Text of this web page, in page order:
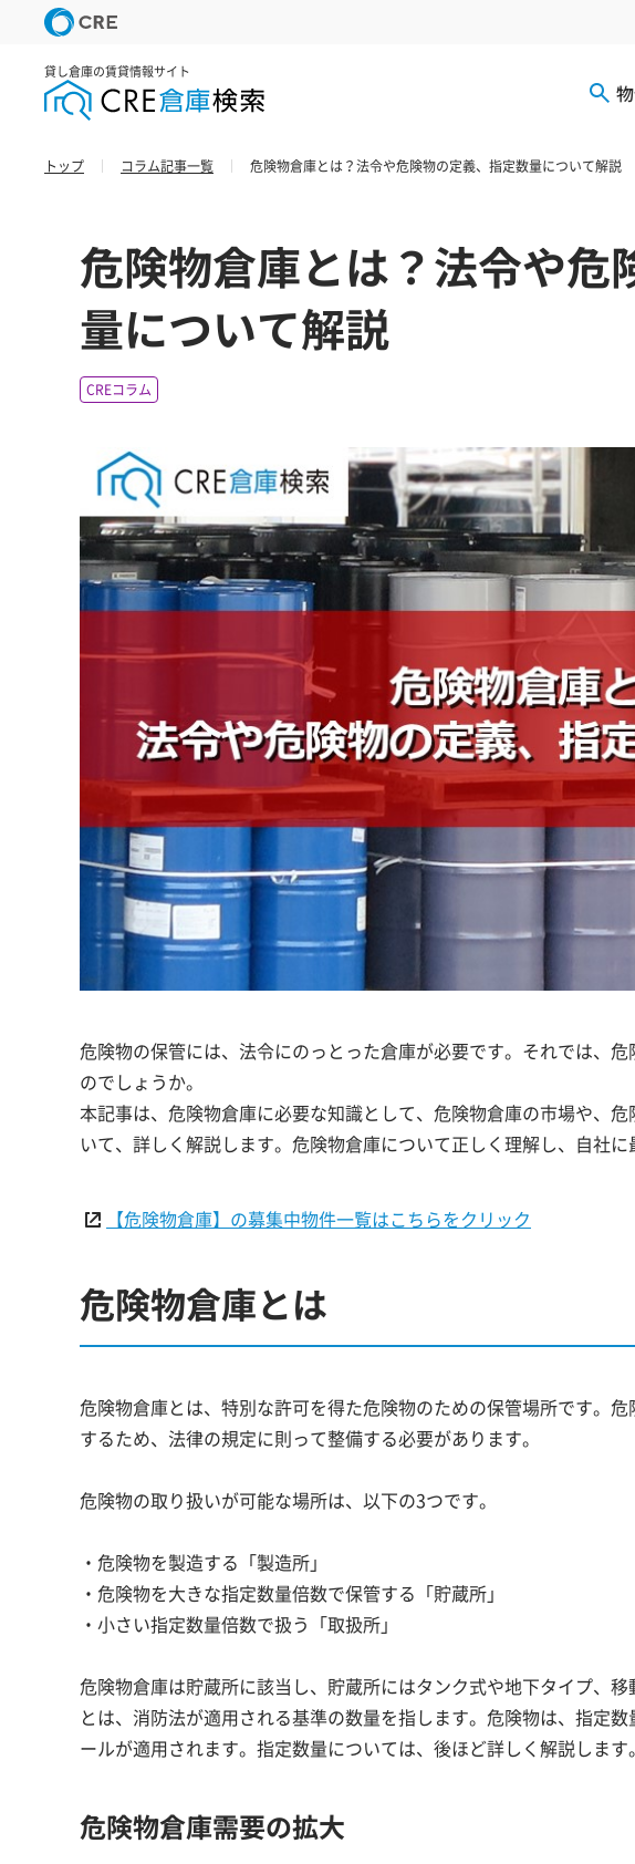
貸し倉庫の賃貸情報サイト
トップ コラム記事一覧 危険物倉庫とは？法令や危険物の定義、指定数量について解説
危険物倉庫とは？法令や危
量について解説
CREコラム
危険物の保管には、法令にのっとった倉庫が必要です。それでは、
のでしょうか。
本記事は、危険物倉庫に必要な知識として、危険物倉庫の市場や、
いて、詳しく解説します。危険物倉庫について正しく理解し、自社
【危険物倉庫】の募集中物件一覧はこちらをクリック
危険物倉庫とは
危険物倉庫とは、特別な許可を得た危険物のための保管場所です。
するため、法律の規定に則って整備する必要があります。
危険物の取り扱いが可能な場所は、以下の3つです。
・危険物を製造する「製造所」
・危険物を大きな指定数量倍数で保管する「貯蔵所」
・小さい指定数量倍数で扱う「取扱所」
危険物倉庫は貯蔵所に該当し、貯蔵所にはタンク式や地下タイプ、
とは、消防法が適用される基準の数量を指します。危険物は、指定
ールが適用されます。指定数量については、後ほど詳しく解説します。
危険物倉庫需要の拡大